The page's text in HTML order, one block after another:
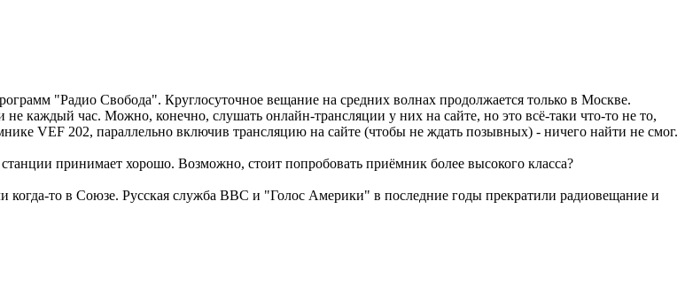
"Радио Свобода". Круглосуточное вещание на средних волнах продолжается только в Москве.
каждый час. Можно, конечно, слушать онлайн-трансляции у них на сайте, но это всё-таки что-то не то,
VEF 202, параллельно включив трансляцию на сайте (чтобы не ждать позывных) - ничего найти не смог.
принимает хорошо. Возможно, стоит попробовать приёмник более высокого класса?
то в Союзе. Русская служба BBC и "Голос Америки" в последние годы прекратили радиовещание и